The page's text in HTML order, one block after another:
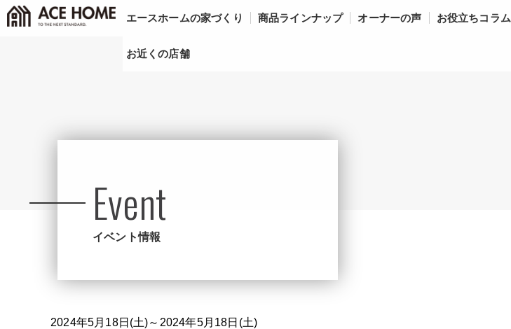
エースホームの家づくり 商品ラインナップ オーナーの声 お役立ちコラム
お近くの店舗
Event
イベント情報
2024年5月18日(土)～2024年5月18日(土)